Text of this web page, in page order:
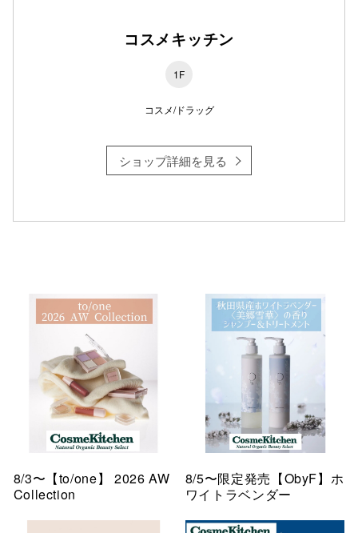
コスメキッチン
1F
コスメ/ドラッグ
ショップ詳細を見る
8/3〜【to/one】 2026 AW
Collection
8/5〜限定発売【ObyF】ホ
ワイトラベンダー